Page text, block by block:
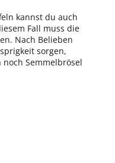
kannst du auch
Fall muss die
Nach Belieben
sorgen,
Semmelbrösel